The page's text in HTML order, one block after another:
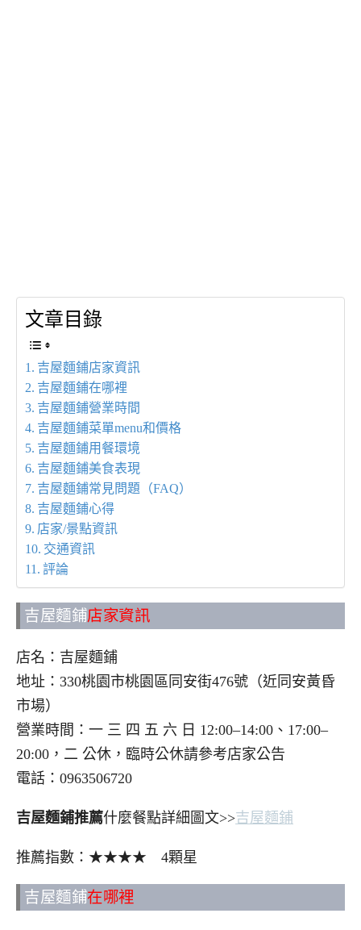
文章目錄
吉屋麵鋪店家資訊
吉屋麵鋪在哪裡
吉屋麵鋪營業時間
吉屋麵鋪菜單menu和價格
吉屋麵鋪用餐環境
吉屋麵鋪美食表現
吉屋麵鋪常見問題（FAQ）
吉屋麵鋪心得
店家/景點資訊
交通資訊
評論
吉屋麵鋪店家資訊
店名：吉屋麵鋪
地址：330桃園市桃園區同安街476號（近同安黃昏
市場）
營業時間：一 三 四 五 六 日 12:00–14:00、17:00–
20:00，二 公休，臨時公休請參考店家公告
電話：0963506720
吉屋麵鋪推薦什麼餐點詳細圖文>>吉屋麵鋪
推薦指數：★★★★ 4顆星
吉屋麵鋪在哪裡